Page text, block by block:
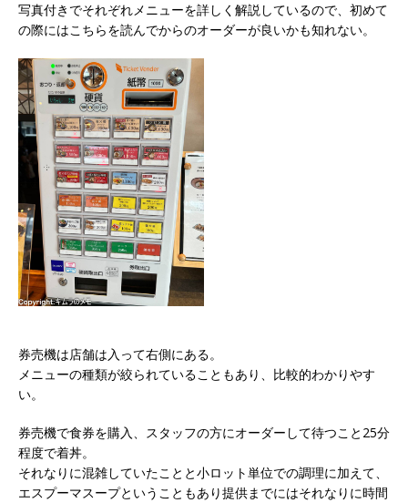
写真付きでそれぞれメニューを詳しく解説しているので、初めて
の際にはこちらを読んでからのオーダーが良いかも知れない。
券売機は店舗は入って右側にある。
メニューの種類が絞られていることもあり、比較的わかりやす
い。
券売機で食券を購入、スタッフの方にオーダーして待つこと25分
程度で着丼。
それなりに混雑していたことと小ロット単位での調理に加えて、
エスプーマスープということもあり提供までにはそれなりに時間